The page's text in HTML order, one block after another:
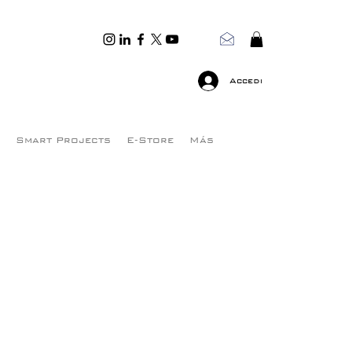
Accedi
Smart Projects E-Store Más